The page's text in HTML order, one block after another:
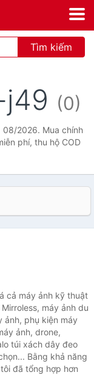
Tìm kiếm
(0)
08/2026. Mua chính
phí, thu hộ COD
cả máy ảnh kỹ thuật
máy ảnh du
ảnh, phụ kiện máy
ảnh, drone,
túi xách dây đeo
Bằng khả năng
đã tổng hợp hơn